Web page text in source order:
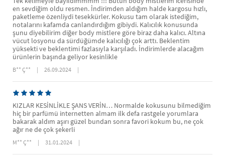
en sevdiğim oldu resmen. İndirimden aldığım halde kargosu hızlı,
paketleme özenliydi tesekkürler. Kokusu tam olarak istediğim,
notalarını kafamda canlandırdığım gibiydi. Kalıcılık konusunda
şunu diyebilirim diğer body mistlere göre biraz daha kalıcı. Altına
vücut losyonu da sürdüğümde kalıcılığı çok arttı. Beklentim
yüksekti ve beklentimi fazlasıyla karşıladı. İndirimlerde alacağım
ürünlerin başında geliyor kesinlikle
B** Ç** | 26.09.2024 |
KIZLAR KESİNLİKLE ŞANS VERİN… Normalde kokusunu bilmediğim
hiç bir parfümü internetten almam ilk defa rastgele yorumlara
bakarak aldım aşırı güzel bundan sonra favori kokum bu, ne çok
ağır ne de çok şekerli
M** Ç** | 31.01.2024 |